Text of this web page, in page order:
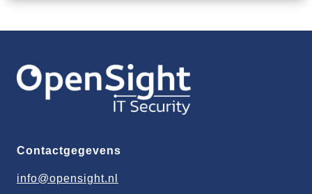
Contactgegevens
info@opensight.nl